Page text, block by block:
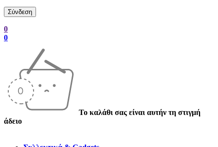
0
0
Το καλάθι σας είναι αυτήν τη στιγμή
άδειο